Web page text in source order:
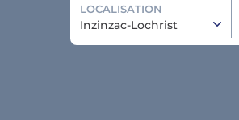
LOCALISATION
Inzinzac-Lochrist